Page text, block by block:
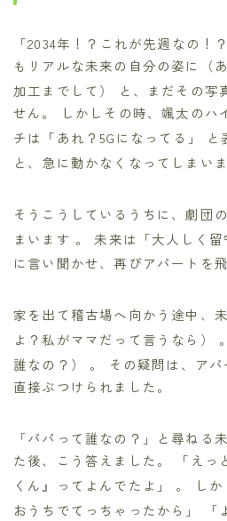
「2034年！？これが先週なの！
もリアルな未来の自分の姿に（
加工までして）
と、まだその写
せん。 しかしその時、颯太のハ
チは「あれ？5Gになってる」
と
と、急に動かなくなってしまい
そうこうしているうちに、劇団
まいます 。 未来は「大人しく留
に言い聞かせ、再びアパートを
家を出て稽古場へ向かう途中、
よ？私がママだって言うなら）
誰なの？） 。 その疑問は、ア
直接ぶつけられました。
「パパって誰なの？」と尋ねる
た後、こう答えました。 「えっ
くん』ってよんでたよ」 。 しか
おうちでてっちゃったから」 「